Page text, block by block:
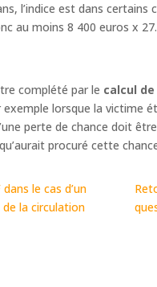
l’indice est dans certains
au moins 8 400 euros x
complété par le calcul
exemple lorsque la victime
perte de chance doit
procuré cette
dans le cas d’un
la circulation